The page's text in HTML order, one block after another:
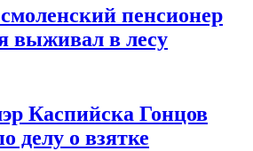
пенсионер
выживал в лесу
Каспийска Гонцов
делу о взятке